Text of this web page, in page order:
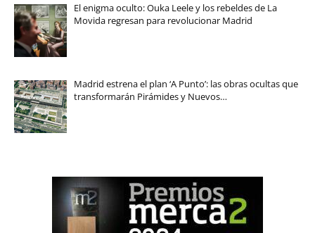
El enigma oculto: Ouka Leele y los rebeldes de La
Movida regresan para revolucionar Madrid
Madrid estrena el plan ‘A Punto’: las obras ocultas que
transformarán Pirámides y Nuevos…